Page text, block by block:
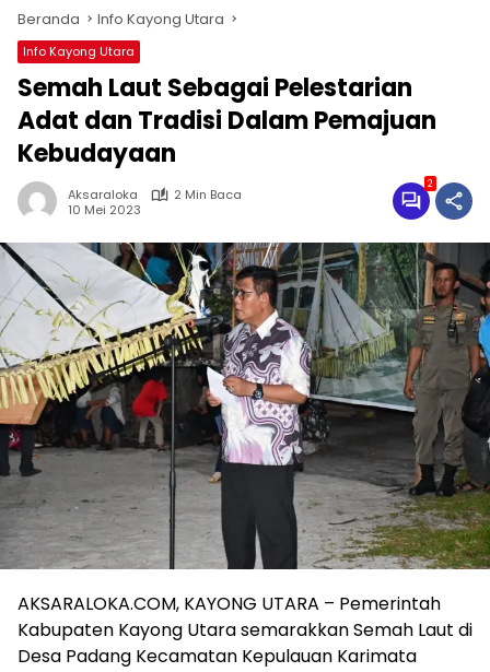
Beranda Info Kayong Utara
Info Kayong Utara
Semah Laut Sebagai Pelestarian
Adat dan Tradisi Dalam Pemajuan
Kebudayaan
Aksaraloka
2 Min Baca
10 Mei 2023
2
AKSARALOKA.COM, KAYONG UTARA – Pemerintah
Kabupaten Kayong Utara semarakkan Semah Laut di
Desa Padang Kecamatan Kepulauan Karimata